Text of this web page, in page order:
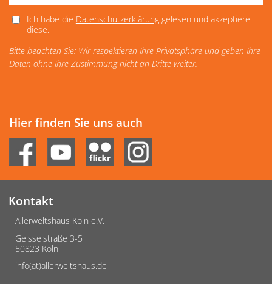
Ich habe die Datenschutzerklärunggelesen und akzeptiere
diese.
Bitte beachten Sie: Wir respektieren Ihre Privatsphäre und geben Ihre
Daten ohne Ihre Zustimmung nicht an Dritte weiter.
Hier finden Sie uns auch
Kontakt
Allerweltshaus Köln e.V.
Geisselstraße 3-5
50823 Köln
info(at)allerweltshaus.de